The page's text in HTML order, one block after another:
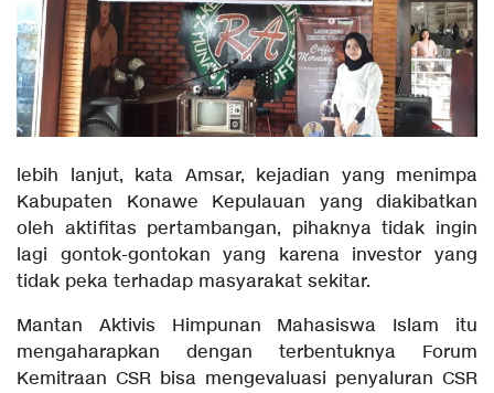
lebih lanjut, kata Amsar, kejadian yang menimpa
Kabupaten Konawe Kepulauan yang diakibatkan
oleh aktifitas pertambangan, pihaknya tidak ingin
lagi gontok-gontokan yang karena investor yang
tidak peka terhadap masyarakat sekitar.
Mantan Aktivis Himpunan Mahasiswa Islam itu
mengaharapkan dengan terbentuknya Forum
Kemitraan CSR bisa mengevaluasi penyaluran CSR